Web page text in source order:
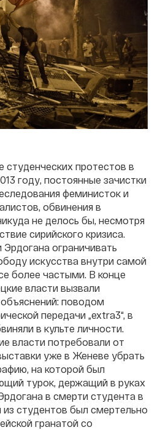
студенческих протестов в
году, постоянные зачистки
феминисток и
обвинения в
не делось бы, несмотря
сирийского кризиса.
ограничивать
искусства внутри самой
более частыми. В конце
власти вызвали
поводом
передачи „extra3“, в
в культе личности.
власти потребовали от
уже в Женеве убрать
на которой был
турок, держащий в руках
в смерти студента в
из студентов был смертельно
гранатой со